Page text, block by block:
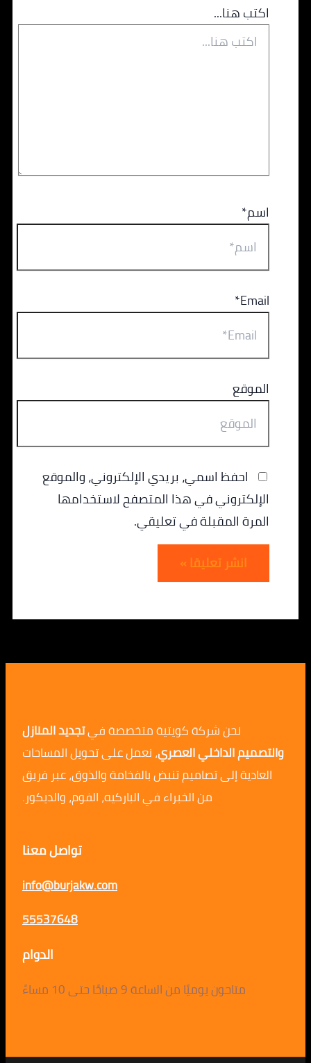
اكتب هنا...
اسم*
Email*
الموقع
احفظ اسمي، بريدي الإلكتروني، والموقع
الإلكتروني في هذا المتصفح لاستخدامها
المرة المقبلة في تعليقي.
نحن شركة كويتية متخصصة فيتجديد المنازل
والتصميم الداخلي العصري، نعمل على تحويل المساحات
العادية إلى تصاميم تنبض بالفخامة والذوق، عبر فريق
من الخبراء في الباركيه، الفوم، والديكور.
تواصل معنا
info@burjakw.com
55537648
الدوام
متاحون يوميًا من الساعة 9 صباحًا حتى 10 مساءً